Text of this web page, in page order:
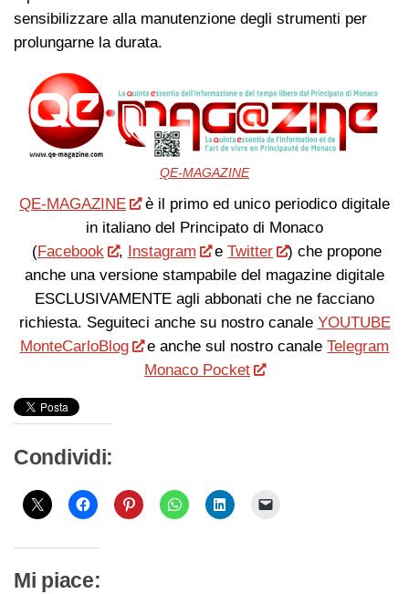
sensibilizzare alla manutenzione degli strumenti per
prolungarne la durata.
QE-MAGAZINE
QE-MAGAZINE
è il primo ed unico periodico digitale
in italiano del Principato di Monaco
(Facebook , Instagram eTwitter
) che propone
anche una versione stampabile del magazine digitale
ESCLUSIVAMENTE agli abbonati che ne facciano
richiesta. Seguiteci anche su nostro canale YOUTUBE
MonteCarloBlog
e anche sul nostro canaleTelegram
Monaco Pocket
Condividi:
Mi piace: